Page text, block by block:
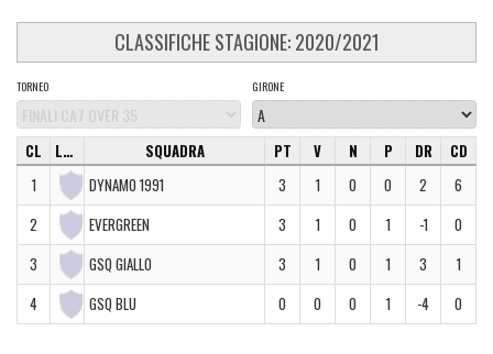
CLASSIFICHE STAGIONE: 2020/2021
TORNEO GIRONE
CL LOGO SQUADRA PT V N P DR
CD
1
DYNAMO 1991 3 1 0 0 2
6
2
EVERGREEN 3 1 0 1 -1
0
3
GSQ GIALLO 3 1 0 1 3
1
4
GSQ BLU 0 0 0 1 -4 0